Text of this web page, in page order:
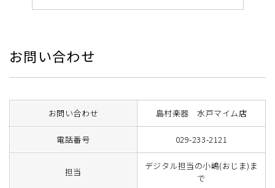
お問い合わせ
お問い合わせ 島村楽器 水戸マイム店
電話番号 029-233-2121
担当
デジタル担当の小嶋(おじま)ま
で